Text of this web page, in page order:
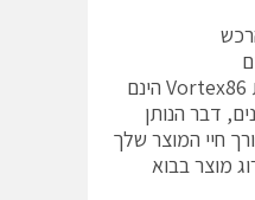
כל המוצרים במשפחת Vortex86 הינם
זמינות של 10 שנים, דבר הנותן
חיי המוצר שלך
מוצר בבוא